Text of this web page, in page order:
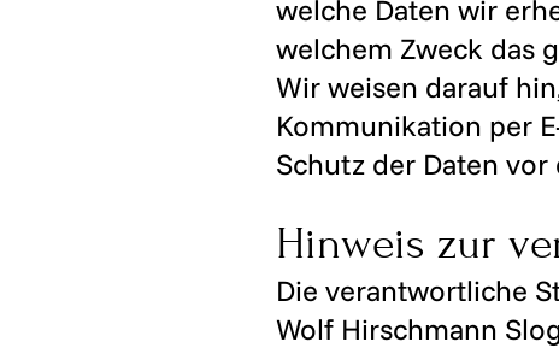
welche Daten wir
welchem Zweck das
Wir weisen darauf
Kommunikation per
Schutz der Daten
Hinweis zur
Die verantwortliche
Wolf Hirschmann